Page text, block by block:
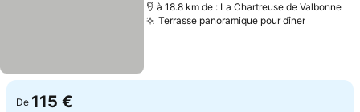
à 18.8 km de : La Chartreuse de Valbonne
Terrasse panoramique pour dîner
De 115 €